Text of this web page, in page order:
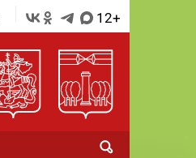
12+